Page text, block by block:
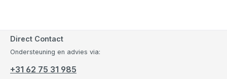
Direct Contact
Ondersteuning en advies via:
+31 62 75 31 985